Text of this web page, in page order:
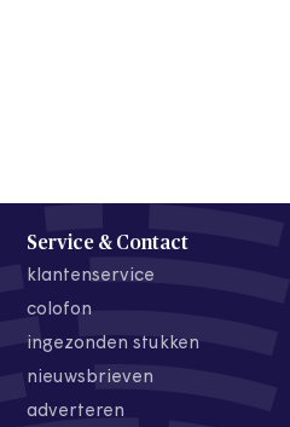
Service & Contact
klantenservice
colofon
ingezonden stukken
nieuwsbrieven
adverteren